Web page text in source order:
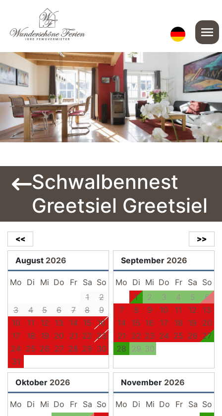
menu
Schwalbennest
Greetsiel Greetsiel
>>
<<
August 2026
Mo Di Mi Do Fr Sa So
1
2
3
4 5 6 7 8
9
10
11 12 13 14 15
16
17
18 19 20 21 22 23
24 25 26 27 28 29 30
31
September 2026
Mo Di Mi Do Fr Sa So
1
2 3 4 5
6
7
8 9 10 11 12
13
14
15 16 17 18 19
20
21
22 23 24 25 26 27
28 29 30
Oktober 2026
Mo Di Mi Do Fr Sa So
November 2026
Mo Di Mi Do Fr Sa So